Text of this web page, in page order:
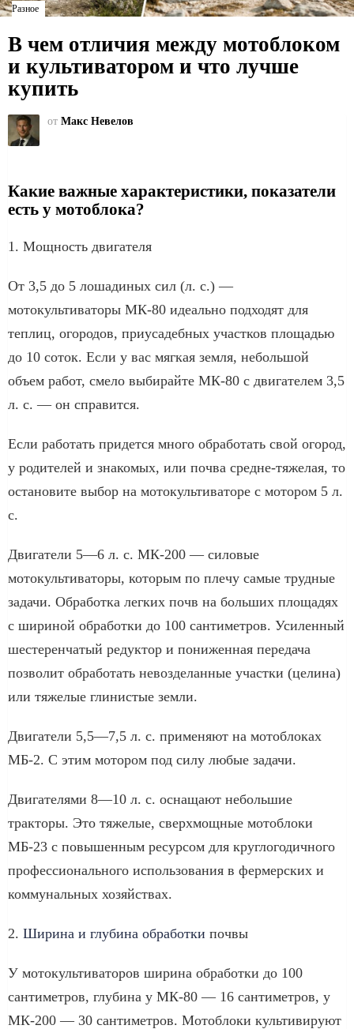
Разное
В чем отличия между мотоблоком
и культиватором и что лучше
купить
от Макс Невелов
Какие важные характеристики, показатели
есть у мотоблока?
1. Мощность двигателя
От 3,5 до 5 лошадиных сил (л. с.) —
мотокультиваторы МК-80 идеально подходят для
теплиц, огородов, приусадебных участков площадью
до 10 соток. Если у вас мягкая земля, небольшой
объем работ, смело выбирайте МК-80 с двигателем 3,5
л. с. — он справится.
Если работать придется много обработать свой огород,
у родителей и знакомых, или почва средне-тяжелая, то
остановите выбор на мотокультиваторе с мотором 5 л.
с.
Двигатели 5—6 л. с. МК-200 — силовые
мотокультиваторы, которым по плечу самые трудные
задачи. Обработка легких почв на больших площадях
с шириной обработки до 100 сантиметров. Усиленный
шестеренчатый редуктор и пониженная передача
позволит обработать невозделанные участки (целина)
или тяжелые глинистые земли.
Двигатели 5,5—7,5 л. с. применяют на мотоблоках
МБ-2. С этим мотором под силу любые задачи.
Двигателями 8—10 л. с. оснащают небольшие
тракторы. Это тяжелые, сверхмощные мотоблоки
МБ-23 с повышенным ресурсом для круглогодичного
профессионального использования в фермерских и
коммунальных хозяйствах.
2. Ширина и глубина обработки почвы
У мотокультиваторов ширина обработки до 100
сантиметров, глубина у МК-80 — 16 сантиметров, у
МК-200 — 30 сантиметров. Мотоблоки культивируют